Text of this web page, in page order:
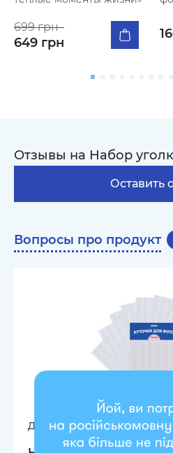
699 грн
649 грн
Отзывы на Набор
Оставить
Вопросы про продукт
Дарина